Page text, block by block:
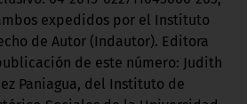
expedidos por el Instituto
de Autor (Indautor). Editora
de este número: Judith
Paniagua, del Instituto de